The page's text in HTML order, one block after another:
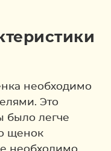
необходимо
Это
было легче
щенок
необходимо